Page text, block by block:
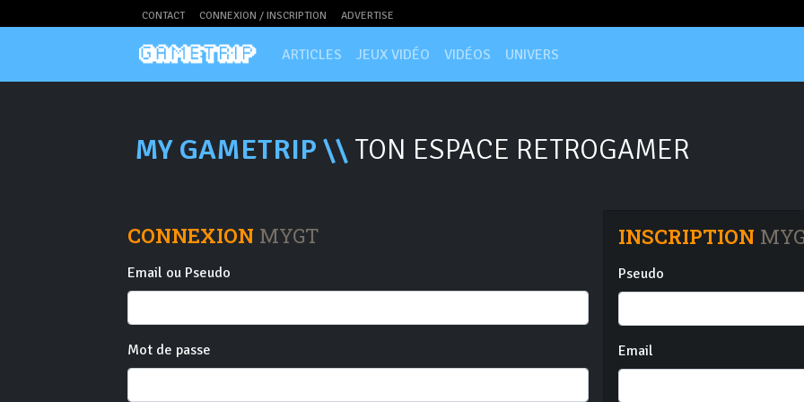
CONTACT CONNEXION / INSCRIPTION ADVERTISE
ARTICLES JEUX VIDÉO VIDÉOS UNIVERS
MY GAMETRIP \\ TON ESPACE RETROGAMER
CONNEXION MYGT
Email ou Pseudo
Mot de passe
INSCRIPTION
Pseudo
Email